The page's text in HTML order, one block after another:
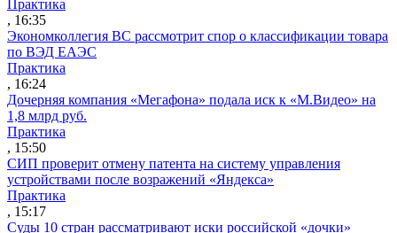
Практика
, 16:35
Экономколлегия ВС рассмотрит спор о классификации товара
по ВЭД ЕАЭС
Практика
, 16:24
Дочерняя компания «Мегафона» подала иск к «М.Видео» на
1,8 млрд руб.
Практика
, 15:50
СИП проверит отмену патента на систему управления
устройствами после возражений «Яндекса»
Практика
, 15:17
Суды 10 стран рассматривают иски российской «дочки»